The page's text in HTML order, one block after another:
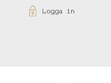
Logga in